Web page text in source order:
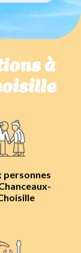
à
personnes